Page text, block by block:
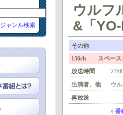
ジャンル検索
ウルフ
&「
その他
156ch スペース
放送時間
出演者、他
ウ
再放送
» 番